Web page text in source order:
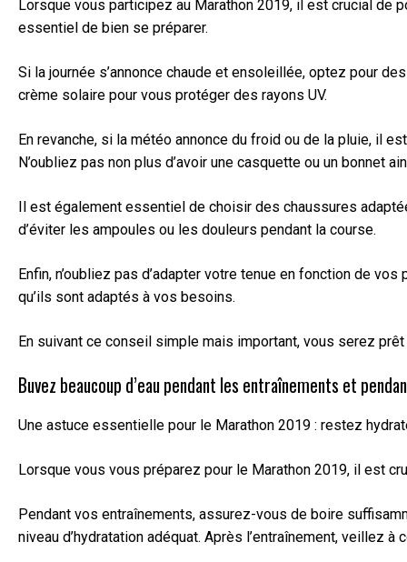
Lorsque vous participez au Marathon 2019, il est crucial
essentiel de bien se préparer.
Si la journée s’annonce chaude et ensoleillée, optez pour
crème solaire pour vous protéger des rayons UV.
En revanche, si la météo annonce du froid ou de la pluie, il
N’oubliez pas non plus d’avoir une casquette ou un
Il est également essentiel de choisir des chaussures
d’éviter les ampoules ou les douleurs pendant la course.
Enfin, n’oubliez pas d’adapter votre tenue en fonction de
qu’ils sont adaptés à vos besoins.
En suivant ce conseil simple mais important, vous serez
Buvez beaucoup d’eau pendant les entraînements et
Une astuce essentielle pour le Marathon 2019 : restez
Lorsque vous vous préparez pour le Marathon 2019, il est
Pendant vos entraînements, assurez-vous de boire
niveau d’hydratation adéquat. Après l’entraînement, veillez